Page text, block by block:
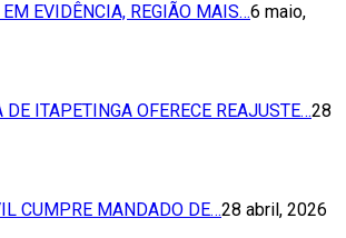
EVIDÊNCIA, REGIÃO MAIS…6 maio,
DE ITAPETINGA OFERECE REAJUSTE…28
CUMPRE MANDADO DE…28 abril, 2026